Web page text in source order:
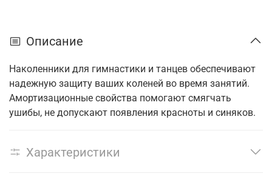
Описание
Наколенники для гимнастики и танцев обеспечивают
надежную защиту ваших коленей во время занятий.
Амортизационные свойства помогают смягчать
ушибы, не допускают появления красноты и синяков.
Характеристики